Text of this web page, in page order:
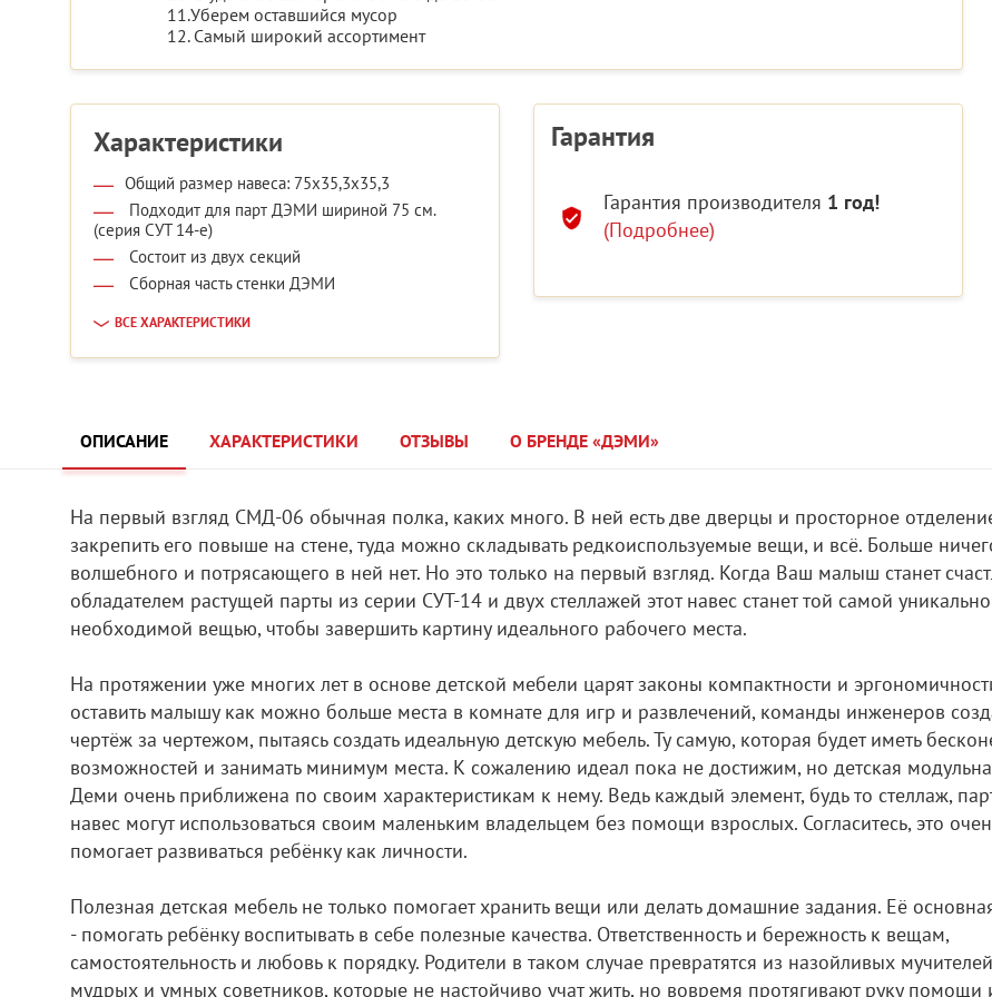
11.Уберем оставшийся мусор
12. Самый широкий ассортимент
Характеристики
Общий размер навеса: 75x35,3x35,3
Подходит для парт ДЭМИ шириной 75 см.
(серия СУТ 14-е)
Состоит из двух секций
Сборная часть стенки ДЭМИ
ВСЕ ХАРАКТЕРИСТИКИ
Гарантия
Гарантия производителя 1 год!
(Подробнее)
ОПИСАНИЕ ХАРАКТЕРИСТИКИ ОТЗЫВЫ О БРЕНДЕ «ДЭМИ»
На первый взгляд СМД-06 обычная полка, каких много. В ней есть две дверцы и просторное
закрепить его повыше на стене, туда можно складывать редкоиспользуемые вещи, и всё. Больше
волшебного и потрясающего в ней нет. Но это только на первый взгляд. Когда Ваш малыш станет
обладателем растущей парты из серии СУТ-14 и двух стеллажей этот навес станет той самой
необходимой вещью, чтобы завершить картину идеального рабочего места.
На протяжении уже многих лет в основе детской мебели царят законы компактности и
оставить малышу как можно больше места в комнате для игр и развлечений, команды инженеров
чертёж за чертежом, пытаясь создать идеальную детскую мебель. Ту самую, которая будет иметь
возможностей и занимать минимум места. К сожалению идеал пока не достижим, но детская
Деми очень приближена по своим характеристикам к нему. Ведь каждый элемент, будь то стеллаж,
навес могут использоваться своим маленьким владельцем без помощи взрослых. Согласитесь, это
помогает развиваться ребёнку как личности.
Полезная детская мебель не только помогает хранить вещи или делать домашние задания. Её
- помогать ребёнку воспитывать в себе полезные качества. Ответственность и бережность к вещам,
самостоятельность и любовь к порядку. Родители в таком случае превратятся из назойливых
мудрых и умных советников, которые не настойчиво учат жить, но вовремя протягивают руку помощи